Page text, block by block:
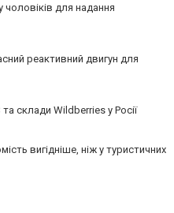
чоловіків для надання
реактивний двигун для
склади Wildberries у Росії
вигідніше, ніж у туристичних